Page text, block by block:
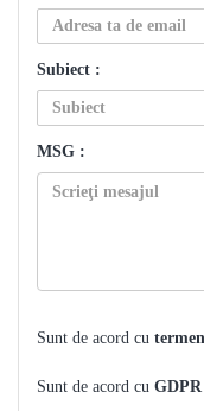
Subiect :
MSG :
Sunt de acord cu
Sunt de acord cu GDPR